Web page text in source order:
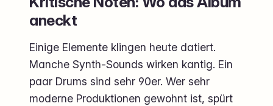
aneckt
Einige Elemente klingen heute datiert.
Manche Synth-Sounds wirken kantig. Ein
paar Drums sind sehr 90er. Wer sehr
moderne Produktionen gewohnt ist, spürt